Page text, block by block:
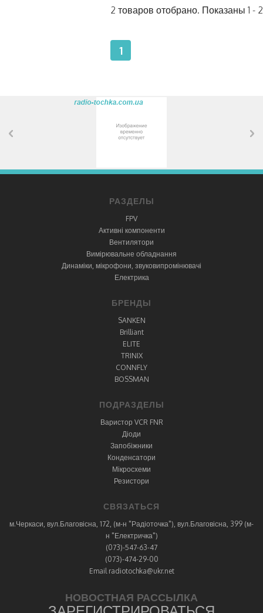
2 товаров отобрано. Показаны 1 - 2
1
РАЗДЕЛЫ
FPV
Активні компоненти
Вентилятори
Вимірювальне обладнання
Динаміки, мікрофони, звуковипромінювачі
Електрика
БРЕНДЫ
SANKEN
Brilliant
ELITE
TRINIX
CONNFLY
BOSSMAN
ПОДРАЗДЕЛЫ
Варистор VCR FNR
Діоди
Запобіжники
Конденсатори
Мікросхеми
Резистори
СВЯЗАТЬСЯ
м.Черкаси, вул.Благовісна, 172, (м-н "Радіоточка"), вул.Благовісна, 399 (м-
н "Електричка")
(073)-547-63-47
(073)-474-29-00
Email radiotochka@ukr.net
НОВОСТНАЯ РАССЫЛКА